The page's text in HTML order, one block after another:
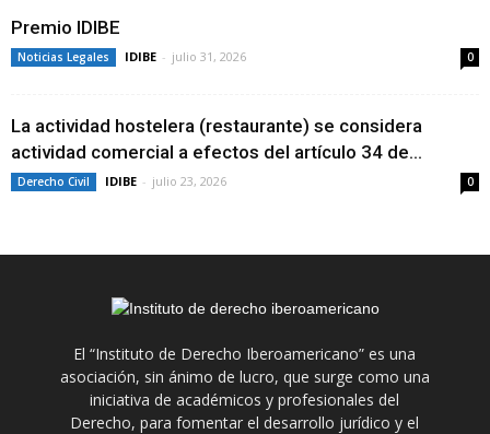
Premio IDIBE
Noticias Legales IDIBE - julio 31, 2026 0
La actividad hostelera (restaurante) se considera
actividad comercial a efectos del artículo 34 de...
Derecho Civil IDIBE - julio 23, 2026 0
El “Instituto de Derecho Iberoamericano” es una
asociación, sin ánimo de lucro, que surge como una
iniciativa de académicos y profesionales del
Derecho, para fomentar el desarrollo jurídico y el